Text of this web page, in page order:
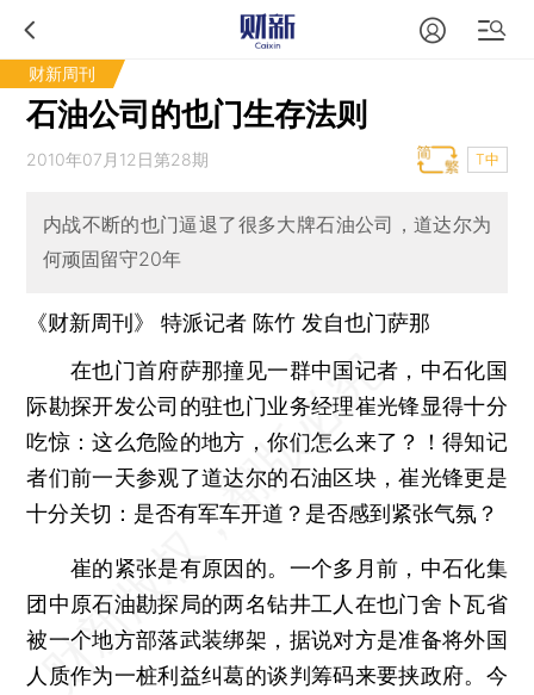
财新周刊
石油公司的也门生存法则
2010年07月12日第28期 T中
内战不断的也门逼退了很多大牌石油公司，道达尔为
何顽固留守20年
《财新周刊》 特派记者 陈竹 发自也门萨那
在也门首府萨那撞见一群中国记者，中石化国
际勘探开发公司的驻也门业务经理崔光锋显得十分
吃惊：这么危险的地方，你们怎么来了？！得知记
者们前一天参观了道达尔的石油区块，崔光锋更是
十分关切：是否有军车开道？是否感到紧张气氛？
崔的紧张是有原因的。一个多月前，中石化集
团中原石油勘探局的两名钻井工人在也门舍卜瓦省
被一个地方部落武装绑架，据说对方是准备将外国
人质作为一桩利益纠葛的谈判筹码来要挟政府。今